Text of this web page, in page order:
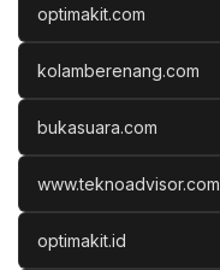
optimakit.com
kolamberenang.com
bukasuara.com
www.teknoadvisor.com
optimakit.id